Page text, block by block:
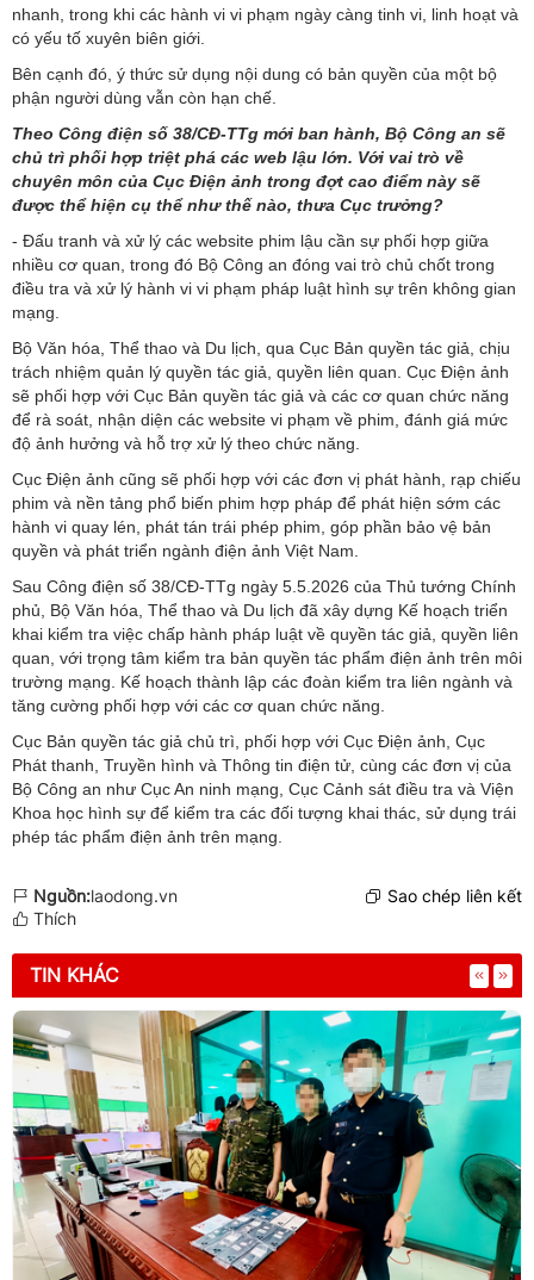
nhanh, trong khi các hành vi vi phạm ngày càng tinh vi, linh hoạt và
có yếu tố xuyên biên giới.
Bên cạnh đó, ý thức sử dụng nội dung có bản quyền của một bộ
phận người dùng vẫn còn hạn chế.
Theo Công điện số 38/CĐ-TTg mới ban hành, Bộ Công an sẽ
chủ trì phối hợp triệt phá các web lậu lớn. Với vai trò về
chuyên môn của Cục Điện ảnh trong đợt cao điểm này sẽ
được thể hiện cụ thể như thế nào, thưa Cục trưởng?
- Đấu tranh và xử lý các website phim lậu cần sự phối hợp giữa
nhiều cơ quan, trong đó Bộ Công an đóng vai trò chủ chốt trong
điều tra và xử lý hành vi vi phạm pháp luật hình sự trên không gian
mạng.
Bộ Văn hóa, Thể thao và Du lịch, qua Cục Bản quyền tác giả, chịu
trách nhiệm quản lý quyền tác giả, quyền liên quan. Cục Điện ảnh
sẽ phối hợp với Cục Bản quyền tác giả và các cơ quan chức năng
để rà soát, nhận diện các website vi phạm về phim, đánh giá mức
độ ảnh hưởng và hỗ trợ xử lý theo chức năng.
Cục Điện ảnh cũng sẽ phối hợp với các đơn vị phát hành, rạp chiếu
phim và nền tảng phổ biến phim hợp pháp để phát hiện sớm các
hành vi quay lén, phát tán trái phép phim, góp phần bảo vệ bản
quyền và phát triển ngành điện ảnh Việt Nam.
Sau Công điện số 38/CĐ-TTg ngày 5.5.2026 của Thủ tướng Chính
phủ, Bộ Văn hóa, Thể thao và Du lịch đã xây dựng Kế hoạch triển
khai kiểm tra việc chấp hành pháp luật về quyền tác giả, quyền liên
quan, với trọng tâm kiểm tra bản quyền tác phẩm điện ảnh trên môi
trường mạng. Kế hoạch thành lập các đoàn kiểm tra liên ngành và
tăng cường phối hợp với các cơ quan chức năng.
Cục Bản quyền tác giả chủ trì, phối hợp với Cục Điện ảnh, Cục
Phát thanh, Truyền hình và Thông tin điện tử, cùng các đơn vị của
Bộ Công an như Cục An ninh mạng, Cục Cảnh sát điều tra và Viện
Khoa học hình sự để kiểm tra các đối tượng khai thác, sử dụng trái
phép tác phẩm điện ảnh trên mạng.
Nguồn:laodong.vn
Sao chép liên kết
Thích
TIN KHÁC